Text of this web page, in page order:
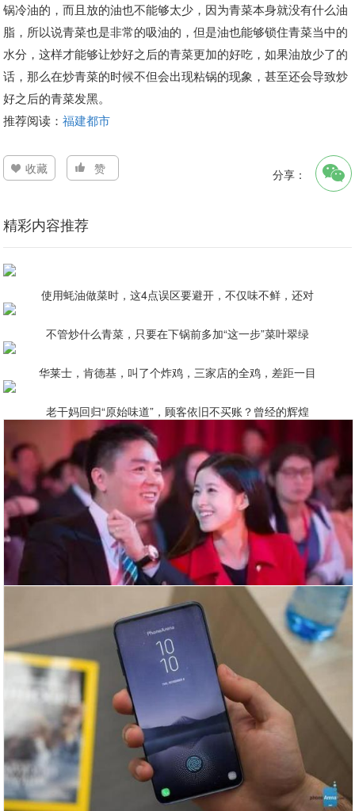
锅冷油的，而且放的油也不能够太少，因为青菜本身就没有什么油
脂，所以说青菜也是非常的吸油的，但是油也能够锁住青菜当中的
水分，这样才能够让炒好之后的青菜更加的好吃，如果油放少了的
话，那么在炒青菜的时候不但会出现粘锅的现象，甚至还会导致炒
好之后的青菜发黑。
推荐阅读：福建都市
收藏 赞 分享：
精彩内容推荐
使用蚝油做菜时，这4点误区要避开，不仅味不鲜，还对
不管炒什么青菜，只要在下锅前多加“这一步”菜叶翠绿
华莱士，肯德基，叫了个炸鸡，三家店的全鸡，差距一目
老干妈回归“原始味道”，顾客依旧不买账？曾经的辉煌